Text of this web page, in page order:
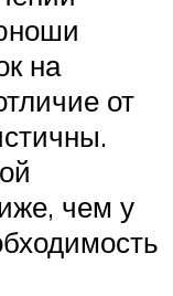
на
от
чем у